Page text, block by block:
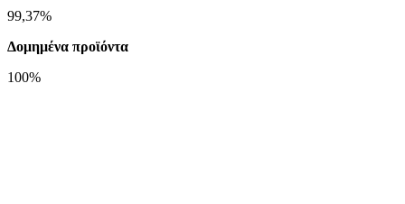
99,37%
Δομημένα προϊόντα
100%